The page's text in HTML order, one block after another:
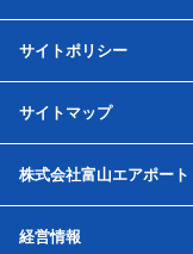
サイトポリシー
サイトマップ
株式会社富山エアポー
経営情報